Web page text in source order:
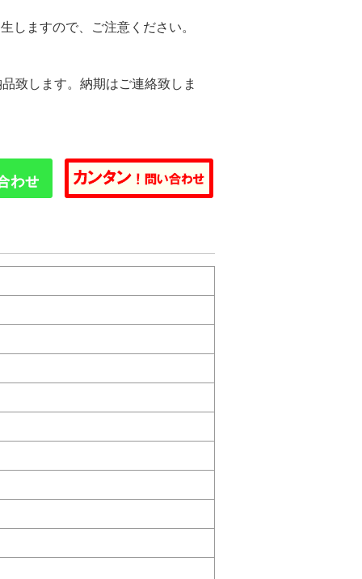
しますので、ご注意ください。
致します。納期はご連絡致しま